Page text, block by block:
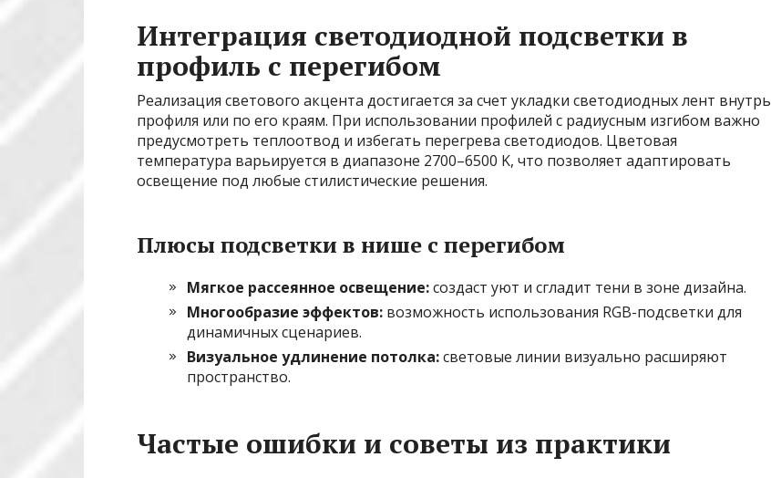
Интеграция светодиодной подсветки в
профиль с перегибом
Реализация светового акцента достигается за счет укладки светодиодных лент внутрь
профиля или по его краям. При использовании профилей с радиусным изгибом важно
предусмотреть теплоотвод и избегать перегрева светодиодов. Цветовая
температура варьируется в диапазоне 2700–6500 K, что позволяет адаптировать
освещение под любые стилистические решения.
Плюсы подсветки в нише с перегибом
Мягкое рассеянное освещение:создаст уют и сгладит тени в зоне дизайна.
Многообразие эффектов: возможность использования RGB-подсветки для
динамичных сценариев.
Визуальное удлинение потолка:световые линии визуально расширяют
пространство.
Частые ошибки и советы из практики